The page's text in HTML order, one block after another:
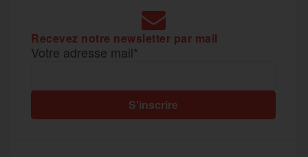
Recevez notre newsletter par mail
Votre adresse mail*